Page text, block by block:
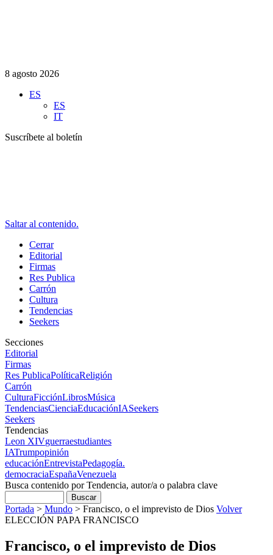
8 agosto 2026
ES
ES
IT
Suscríbete al boletín
Saltar al contenido.
Cerrar
Editorial
Firmas
Res Publica
Carrón
Cultura
Tendencias
Seekers
Secciones
Editorial
Firmas
Res PublicaPolíticaReligión
Carrón
CulturaFicciónLibrosMúsica
TendenciasCienciaEducaciónIASeekers
Seekers
Tendencias
Leon XIVguerraestudiantes
IATrumpopinión
educaciónEntrevistaPedagogía.
democraciaEspañaVenezuela
Busca contenido por Tendencia, autor/a o palabra clave
Portada > Mundo > Francisco, o el imprevisto de Dios Volver
ELECCIÓN PAPA FRANCISCO
Francisco, o el imprevisto de Dios